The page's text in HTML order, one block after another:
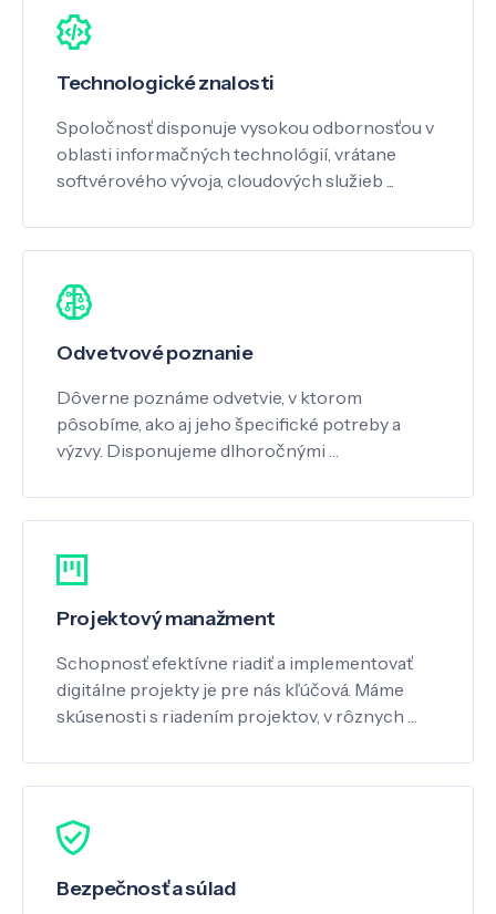
Technologické znalosti
Spoločnosť disponuje vysokou odbornosťou v
oblasti informačných technológií, vrátane
softvérového vývoja, cloudových služieb ...
Odvetvové poznanie
Dôverne poznáme odvetvie, v ktorom
pôsobíme, ako aj jeho špecifické potreby a
výzvy. Disponujeme dlhoročnými …
Projektový manažment
Schopnosť efektívne riadiť a implementovať
digitálne projekty je pre nás kľúčová. Máme
skúsenosti s riadením projektov, v rôznych …
Bezpečnosť a súlad